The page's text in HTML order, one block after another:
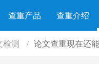
查重产品 查重介绍
检测 / 论文查重现在还